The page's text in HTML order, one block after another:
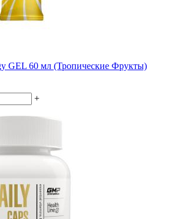
GEL 60 мл (Тропические Фрукты)
+